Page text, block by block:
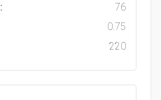
76
0.75
220